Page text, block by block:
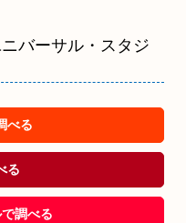
バーサル・スタジ
べる
る
調べる